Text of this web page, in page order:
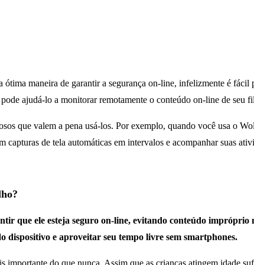
maneira de garantir a segurança on-line, infelizmente é
ajudá-lo a monitorar remotamente o conteúdo on-line de seu
que valem a pena usá-los. Por exemplo, quando você usa o
de tela automáticas em intervalos e acompanhar suas
que ele esteja seguro on-line, evitando conteúdo
dispositivo e aproveitar seu tempo livre sem smartphones.